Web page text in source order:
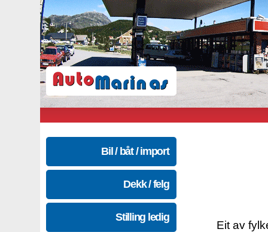
Bil / båt / import
Dekk / felg
Stilling ledig
Eit av